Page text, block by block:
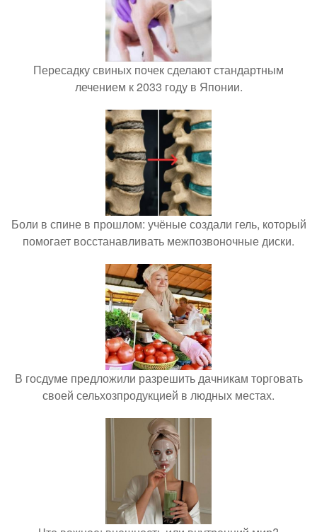
Пересадку свиных почек сделают стандартным
лечением к 2033 году в Японии.
Боли в спине в прошлом: учёные создали гель, который
помогает восстанавливать межпозвоночные диски.
В госдуме предложили разрешить дачникам торговать
своей сельхозпродукцией в людных местах.